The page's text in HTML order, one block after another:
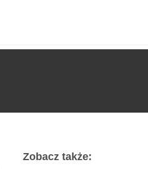
Zobacz także: